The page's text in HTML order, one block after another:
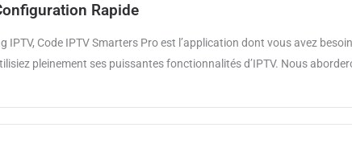
Rapide
Code IPTV Smarters Pro est l’application dont vous avez
pleinement ses puissantes fonctionnalités d’IPTV. Nous